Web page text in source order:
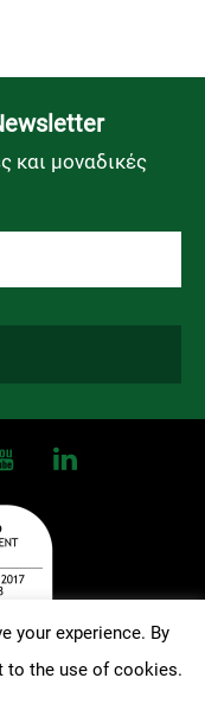
και μοναδικές
Terms and Conditions|
your experience. By
to the use of cookies.